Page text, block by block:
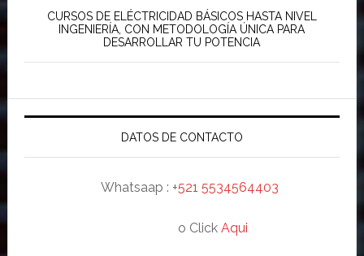
lateral
principal
CURSOS DE ELÉCTRICIDAD BÁSICOS HASTA NIVEL
INGENIERÍA, CON METODOLOGÍA ÚNICA PARA
DESARROLLAR TU POTENCIA
DATOS DE CONTACTO
Whatsaap : +521 5534564403
o Click Aqui